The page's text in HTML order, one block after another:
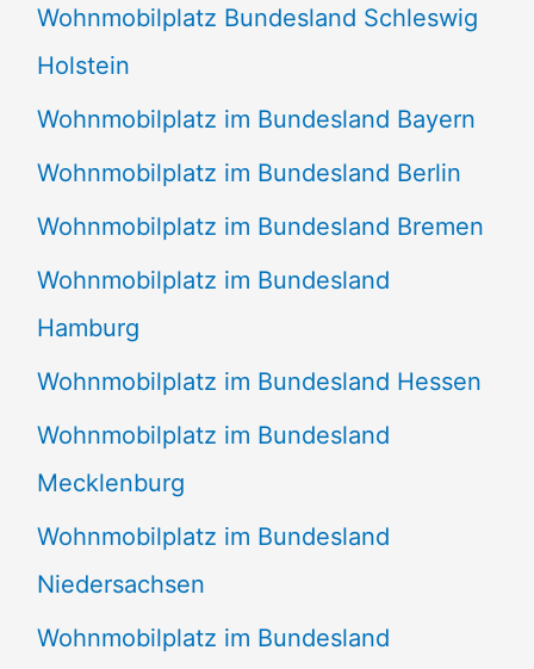
Wohnmobilplatz Bundesland Schleswig
Holstein
Wohnmobilplatz im Bundesland Bayern
Wohnmobilplatz im Bundesland Berlin
Wohnmobilplatz im Bundesland Bremen
Wohnmobilplatz im Bundesland
Hamburg
Wohnmobilplatz im Bundesland Hessen
Wohnmobilplatz im Bundesland
Mecklenburg
Wohnmobilplatz im Bundesland
Niedersachsen
Wohnmobilplatz im Bundesland